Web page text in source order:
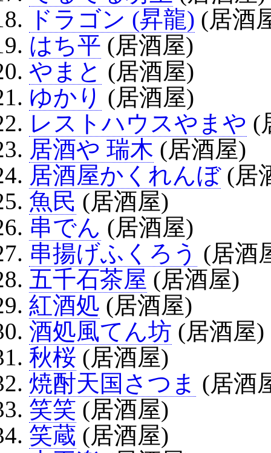
ドラゴン (昇龍) (居酒
はち平 (居酒屋)
やまと (居酒屋)
ゆかり (居酒屋)
レストハウスやまや (
居酒や 瑞木 (居酒屋)
居酒屋かくれんぼ(居
魚民 (居酒屋)
串でん (居酒屋)
串揚げふくろう (居酒
五千石茶屋 (居酒屋)
紅酒処 (居酒屋)
酒処風てん坊 (居酒屋)
秋桜 (居酒屋)
焼酎天国さつま (居酒
笑笑 (居酒屋)
笑蔵 (居酒屋)